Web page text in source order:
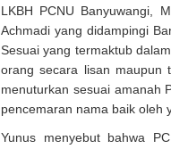
LKBH PCNU Banyuwangi,
Achmadi yang didampingi
Sesuai yang termaktub
orang secara lisan maupun
menuturkan sesuai amanah
pencemaran nama baik oleh
Yunus menyebut bahwa